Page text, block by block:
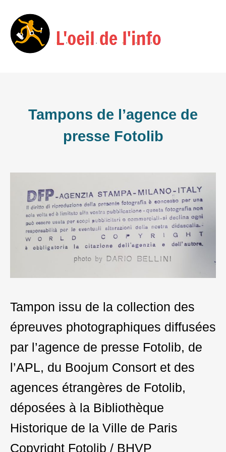
Skip
to
Tampons de l’agence de
presse Fotolib
Tampon issu de la collection des
épreuves photographiques diffusées
par l’agence de presse Fotolib, de
l’APL, du Boojum Consort et des
agences étrangères de Fotolib,
déposées à la Bibliothèque
Historique de la Ville de Paris
Copyright Fotolib / BHVP